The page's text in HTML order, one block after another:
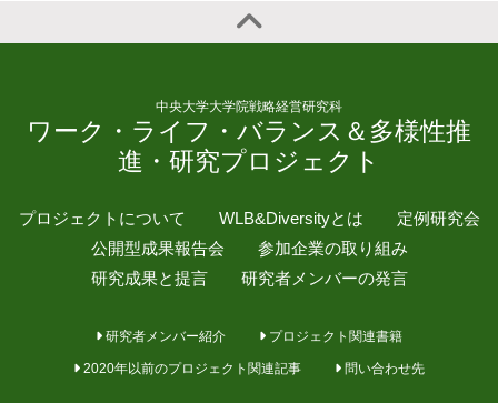
中央大学大学院戦略経営研究科
ワーク・ライフ・バランス＆多様性推
進・研究プロジェクト
プロジェクトについて WLB&Diversityとは
定例研究会
公開型成果報告会
参加企業の取り組み
研究成果と提言
研究者メンバーの発言
研究者メンバー紹介 プロジェクト関連書籍
2020年以前のプロジェクト関連記事 問い合わせ先